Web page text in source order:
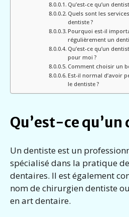
Qu’est-ce qu’un
Quels sont les
dentiste ?
Pourquoi est-il
régulièrement un
Qu’est-ce qu’un
pour moi ?
Comment choisir un
Est-il normal d’avoir
le dentiste ?
Qu’est-ce qu’un
Un dentiste est un
spécialisé dans la pratique
dentaires. Il est également
nom de chirurgien dentiste
en art dentaire.